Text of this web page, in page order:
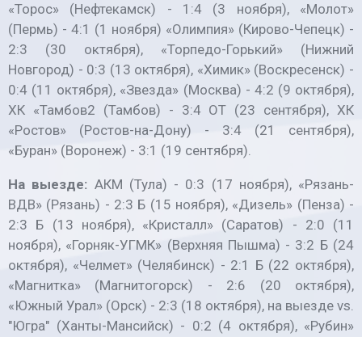
«Торос» (Нефтекамск) - 1:4 (3 ноября), «Молот»
(Пермь) - 4:1 (1 ноября) «Олимпия» (Кирово-Чепецк) -
2:3 (30 октября), «Торпедо-Горький» (Нижний
Новгород) - 0:3 (13 октября), «Химик» (Воскресенск) -
0:4 (11 октября), «Звезда» (Москва) - 4:2 (9 октября),
ХК «Тамбов2 (Тамбов) - 3:4 ОТ (23 сентября), ХК
«Ростов» (Ростов-на-Дону) - 3:4 (21 сентября),
«Буран» (Воронеж) - 3:1 (19 сентября).
На выезде: АКМ (Тула) - 0:3 (17 ноября), «Рязань-
ВДВ» (Рязань) - 2:3 Б (15 ноября), «Дизель» (Пенза) -
2:3 Б (13 ноября), «Кристалл» (Саратов) - 2:0 (11
ноября), «Горняк-УГМК» (Верхняя Пышма) - 3:2 Б (24
октября), «Челмет» (Челябинск) - 2:1 Б (22 октября),
«Магнитка» (Магнитогорск) - 2:6 (20 октября),
«Южный Урал» (Орск) - 2:3 (18 октября), на выезде vs.
"Югра" (Ханты-Мансийск) - 0:2 (4 октября), «Рубин»